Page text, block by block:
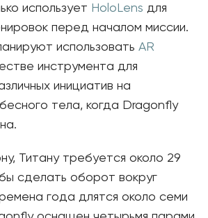
использует HoloLens для
перед началом миссии.
использовать AR
инструмента для
инициатив на
тела, когда Dragonfly
Титану требуется около 29
сделать оборот вокруг
года длятся около семи